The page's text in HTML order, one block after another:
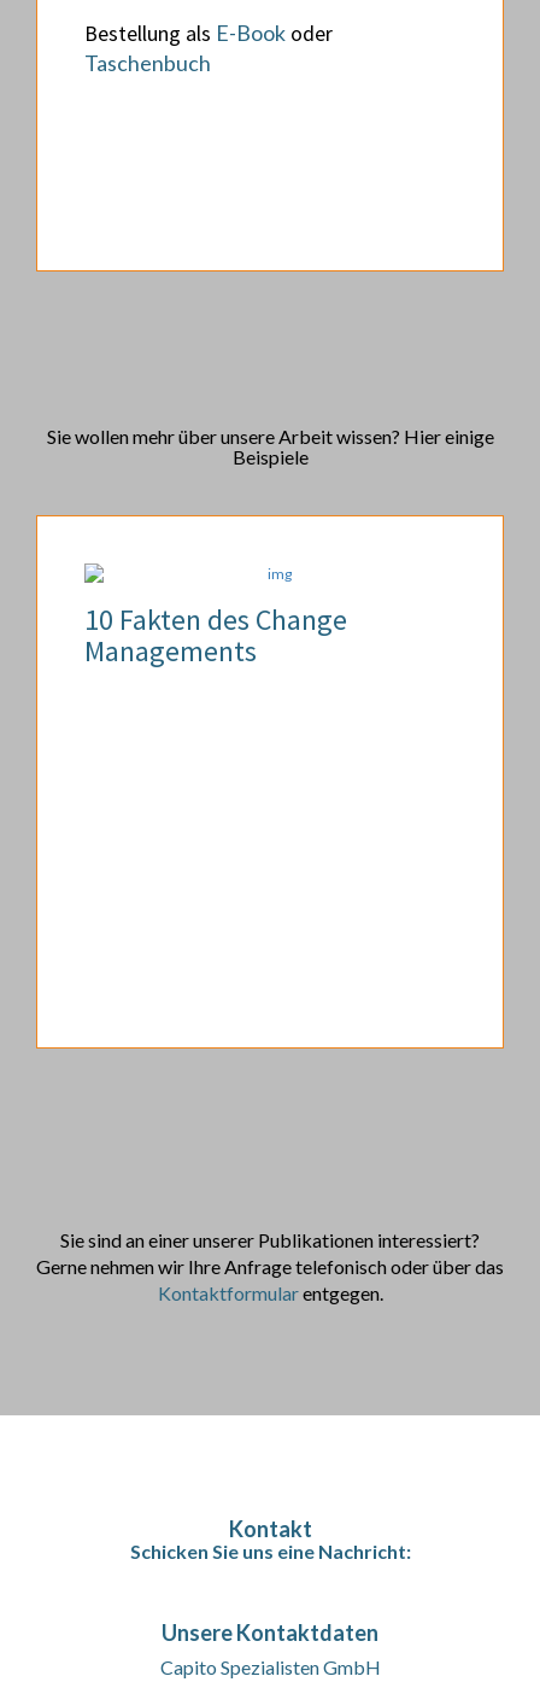
Bestellung als E-Bookoder
Taschenbuch
Sie wollen mehr über unsere Arbeit wissen? Hier einige
Beispiele
10 Fakten des Change
Managements
Sie sind an einer unserer Publikationen interessiert?
Gerne nehmen wir Ihre Anfrage telefonisch oder über das
Kontaktformularentgegen.
Kontakt
Schicken Sie uns eine Nachricht:
Unsere Kontaktdaten
Capito Spezialisten GmbH